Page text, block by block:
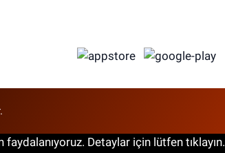
Detaylar için lütfen tıklayın.